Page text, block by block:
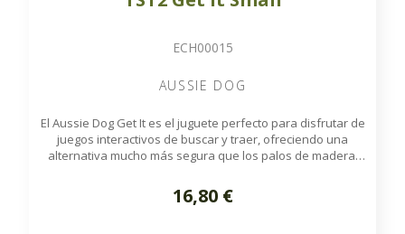
ECH00015
AUSSIE DOG
El Aussie Dog Get It es el juguete perfecto para disfrutar de
juegos interactivos de buscar y traer, ofreciendo una
alternativa mucho más segura que los palos de madera,
las encías de su perro. Fabricado con manguera contra
incendios de alta resistencia, el Get It flota en el agua, es
16,80 €